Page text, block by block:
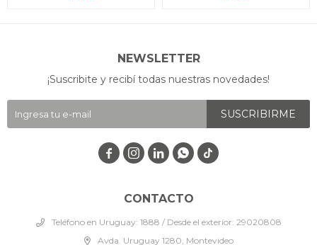
CONTACTO
Teléfono en Uruguay: 1888 / Desde el exterior: 29020808
Avda. Uruguay 1280, Montevideo
NEWSLETTER
¡Suscribite y recibí todas nuestras novedades!
SUSCRIBIRME
   